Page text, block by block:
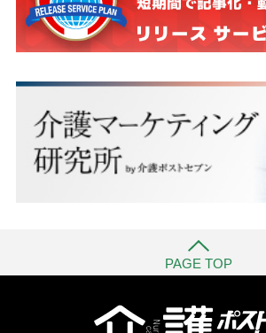
PAGE TOP